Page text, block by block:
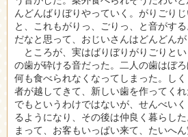
んどんばりぼりやっていく。がりごり
と、これもがりっ、ごりっ、と音がす
だなと思って、おじいさんはどんどんが
ところが、実はばりぼりがりごりと
の歯が砕ける音だった。二人の歯はぼろ
何も食べられなくなってしまった。し
者が越してきて、新しい歯を作ってく
でもというわけではないが、せんべい
るようになり、その後は仲良く暮らし
まって、お客もいっぱい来て、たいへん